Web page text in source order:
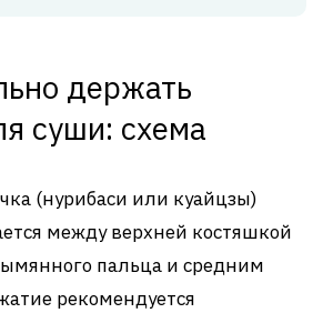
держать
суши: схема
(нурибаси или куайцзы)
между верхней костяшкой
пальца и средним
рекомендуется